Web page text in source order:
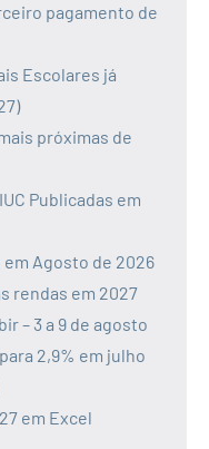
pagamento de
Escolares já
próximas de
Publicadas em
Agosto de 2026
rendas em 2027
– 3 a 9 de agosto
2,9% em julho
em Excel